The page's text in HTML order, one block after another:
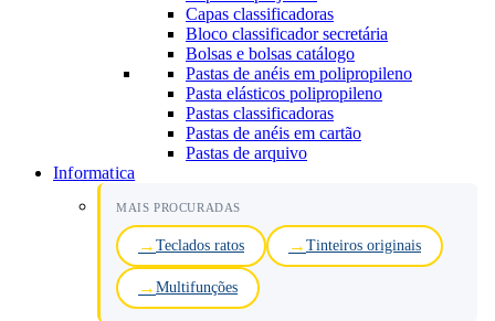
Capas classificadoras
Bloco classificador secretária
Bolsas e bolsas catálogo
Pastas de anéis em polipropileno
Pasta elásticos polipropileno
Pastas classificadoras
Pastas de anéis em cartão
Pastas de arquivo
Informatica
MAIS PROCURADAS
Teclados ratos Tinteiros originais
Multifunções